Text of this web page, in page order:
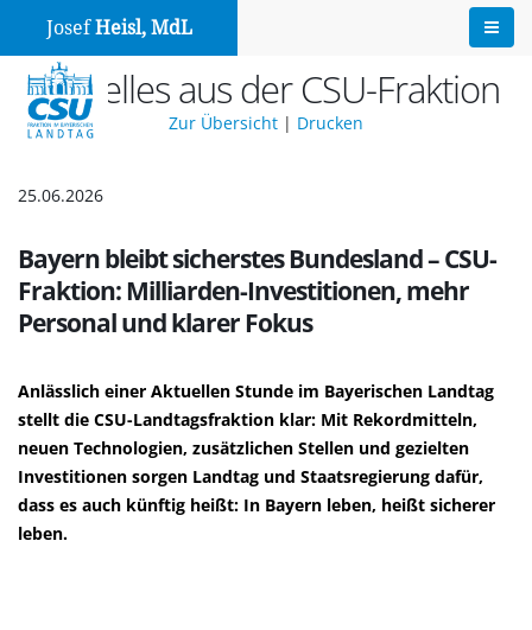
JosefHeisl, MdL
Aktuelles aus der CSU-Fraktion
Zur Übersicht | Drucken
25.06.2026
Bayern bleibt sicherstes Bundesland – CSU-
Fraktion: Milliarden-Investitionen, mehr
Personal und klarer Fokus
Anlässlich einer Aktuellen Stunde im Bayerischen Landtag
stellt die CSU-Landtagsfraktion klar: Mit Rekordmitteln,
neuen Technologien, zusätzlichen Stellen und gezielten
Investitionen sorgen Landtag und Staatsregierung dafür,
dass es auch künftig heißt: In Bayern leben, heißt sicherer
leben.